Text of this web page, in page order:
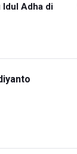
Idul Adha di